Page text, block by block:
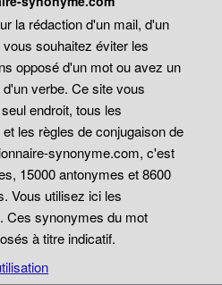
la rédaction d'un mail, d'un
souhaitez éviter les
opposé d'un mot ou avez un
verbe. Ce site vous
endroit, tous les
les règles de conjugaison de
synonyme.com, c'est
15000 antonymes et 8600
Vous utilisez ici les
Ces synonymes du mot
à titre indicatif.